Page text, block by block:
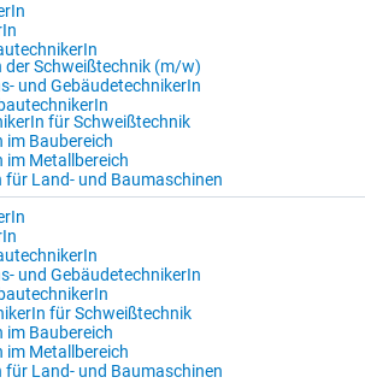
der Schweiß­tech­nik (m/​w)
und Ge­bäu­de­tech­ni­ke­rIn
für Schweiß­tech­nik
im Bau­be­reich
im Me­tall­be­reich
für Land- und Bau­ma­schi­nen
und Ge­bäu­de­tech­ni­ke­rIn
für Schweiß­tech­nik
im Bau­be­reich
im Me­tall­be­reich
für Land- und Bau­ma­schi­nen